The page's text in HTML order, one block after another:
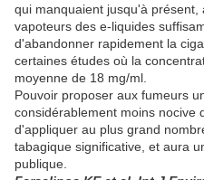
qui manquaient jusqu'à
vapoteurs des e-liquides
d'abandonner rapidement la
certaines études où la
moyenne de 18 mg/ml.
Pouvoir proposer aux fumeurs
considérablement moins nocive
d'appliquer au plus grand
tabagique significative, et aura
publique.